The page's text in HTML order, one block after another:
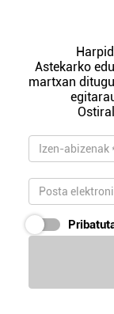
Astekarko
martxan